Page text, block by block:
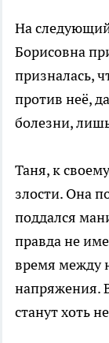
На
Борисовна
призналась,
против неё,
болезни,
Таня, к
злости. Она
поддался
правда не
время между
напряжения.
станут хоть